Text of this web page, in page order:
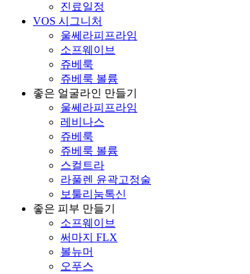
진료일정
VOS 시그니처
울쎄라피프라임
소프웨이브
쥬베룩
쥬베룩 볼륨
좋은 얼굴라인 만들기
울쎄라피프라임
레비나스
쥬베룩
쥬베룩 볼륨
스컬트라
라풀렌 윤곽고정술
보툴리눔톡신
좋은 피부 만들기
소프웨이브
써마지 FLX
볼뉴머
오푸스